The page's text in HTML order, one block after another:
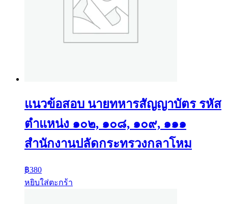
แนวข้อสอบ นายทหารสัญญาบัตร รหัส
ตำแหน่ง ๑๐๒, ๑๐๘, ๑๐๙, ๑๑๑
สำนักงานปลัดกระทรวงกลาโหม
฿380
หยิบใส่ตะกร้า